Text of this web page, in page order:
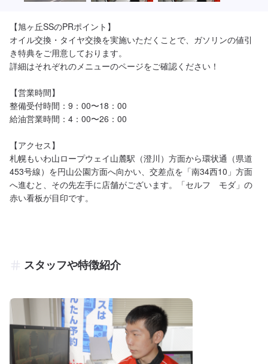
【旭ヶ丘SSのPRポイント】
オイル交換・タイヤ交換を実施いただくことで、ガソリンの値引
き特典をご用意しております。
詳細はそれぞれのメニューのページをご確認ください！
【営業時間】
整備受付時間：9：00〜18：00
給油営業時間：4：00〜26：00
【アクセス】
札幌もいわ山ロープウェイ山麓駅（澄川）方面から環状通（県道
453号線）を円山公園方面へ向かい、交差点を「南34西10」方面
へ進むと、その先左手に店舗がございます。「セルフ　モダ」の
赤い看板が目印です。
スタッフや特徴紹介